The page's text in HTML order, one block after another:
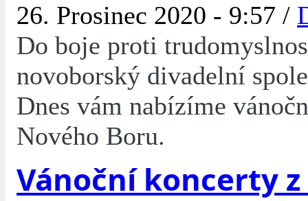
26. Prosinec 2020 - 9:57 /
Do boje proti
novoborský divadelní
Dnes vám nabízíme
Nového Boru.
Vánoční koncerty